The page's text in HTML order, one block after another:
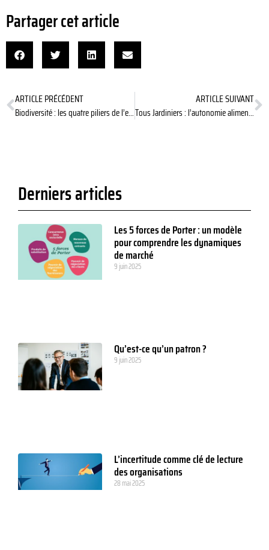
Partager cet article
ARTICLE PRÉCÉDENT
Biodiversité : les quatre piliers de l’engagement du dirigeant
ARTICLE SUIVANT
Tous Jardiniers : l’autonomie alimentaire est dans le pré
Derniers articles
Les 5 forces de Porter : un modèle
pour comprendre les dynamiques
de marché
9 juin 2025
Qu’est-ce qu’un patron ?
9 juin 2025
L’incertitude comme clé de lecture
des organisations
28 mai 2025